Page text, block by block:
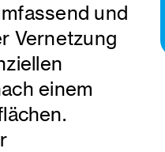
und
Vernetzung
einem